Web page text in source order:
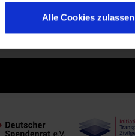
Alle Cookies zulassen